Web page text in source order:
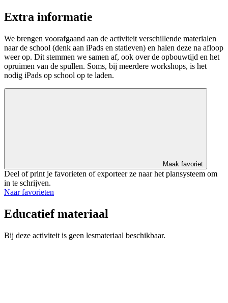
Extra informatie
We brengen voorafgaand aan de activiteit verschillende materialen
naar de school (denk aan iPads en statieven) en halen deze na afloop
weer op. Dit stemmen we samen af, ook over de opbouwtijd en het
opruimen van de spullen. Soms, bij meerdere workshops, is het
nodig iPads op school op te laden.
Maak favoriet
Deel of print je favorieten of exporteer ze naar het plansysteem om
in te schrijven.
Naar favorieten
Educatief materiaal
Bij deze activiteit is geen lesmateriaal beschikbaar.